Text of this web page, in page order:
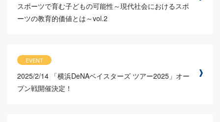
スポーツで育む子どもの可能性～現代社会におけるスポ
ーツの教育的価値とは～vol.2
EVENT
2025/2/14 「横浜DeNAベイスターズ ツアー2025」オー
プン戦開催決定！